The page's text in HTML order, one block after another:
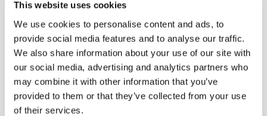
This website uses cookies
We use cookies to personalise content and ads, to
provide social media features and to analyse our traffic.
We also share information about your use of our site with
our social media, advertising and analytics partners who
may combine it with other information that you’ve
provided to them or that they’ve collected from your use
of their services.
Например, это может быть:
Проверка размеров по техническим чертежам
Сравнение продуктов с нашими образцами
Функциональные испытания или испытания
материалов в нашемсобственном тест центре.